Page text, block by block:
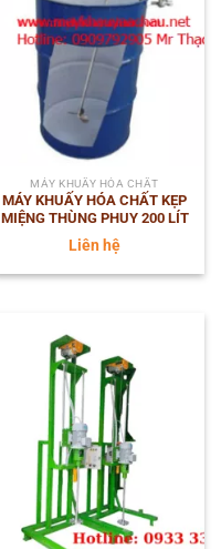
MÁY KHUẤY HÓA CHẤT
MÁY KHUẤY HÓA CHẤT KẸP
MIỆNG THÙNG PHUY 200 LÍT
Liên hệ